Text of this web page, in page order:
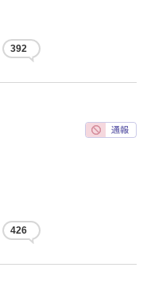
392
426